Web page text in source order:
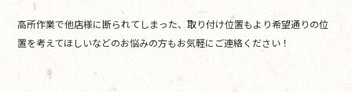
高所作業で他店様に断られてしまった、取り付け位置もより希望通りの位
置を考えてほしいなどのお悩みの方もお気軽にご連絡ください！